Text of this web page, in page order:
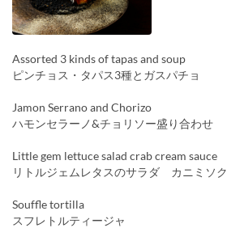
Assorted 3 kinds of tapas and soup
ピンチョス・タパス3種とガスパチョ
Jamon Serrano and Chorizo
ハモンセラーノ&チョリソー盛り合わせ
Little gem lettuce salad crab cream sauce
リトルジェムレタスのサラダ カニミソ
Souffle tortilla
スフレトルティージャ